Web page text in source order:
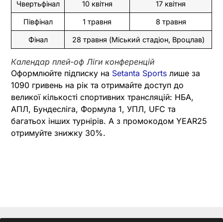
Чвертьфінал 10 квітня 17 квітня
Півфінал 1 травня 8 травня
Фінал 28 травня (Міський стадіон, Вроцлав)
Календар плей-оф Ліги конференцій
Оформлюйте підписку на Setanta Sports лише за
1090 гривень на рік та отримайте доступ до
великої кількості спортивних трансляцій: НБА,
АПЛ, Бундесліга, Формула 1, УПЛ, UFC та
багатьох інших турнірів. А з промокодом YEAR25
отримуйте знижку 30%.